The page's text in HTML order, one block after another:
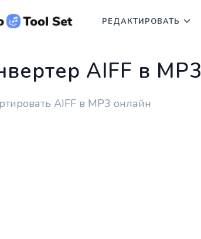
РЕДАКТИРОВАТЬ
AIFF в MP3
AIFF в MP3 онлайн